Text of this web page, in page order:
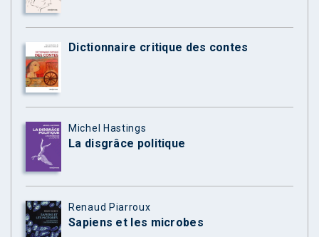
Dictionnaire critique des contes
Michel Hastings
La disgrâce politique
Renaud Piarroux
Sapiens et les microbes